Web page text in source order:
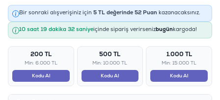
Bir sonraki alışverişiniz için 5 TL değerinde 52 Puan kazanacaksınız.
10 saat 19 dakika 31 saniyeiçinde sipariş verirsenizbugünkargoda!
200 TL
Min: 6.000 TL
Kodu Al
500 TL
Min: 10.000 TL
Kodu Al
1.000 TL
Min: 15.000 TL
Kodu Al